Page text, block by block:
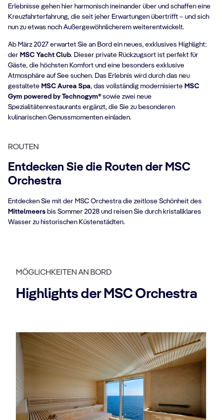
Erlebnisse gehen hier harmonisch ineinander über und schaffen eine
Kreuzfahrterfahrung, die seit jeher Erwartungen übertrifft – und sich
nun zu etwas noch Außergewöhnlicherem weiterentwickelt.
Ab März 2027 erwartet Sie an Bord ein neues, exklusives Highlight:
der MSC Yacht Club. Dieser private Rückzugsort ist perfekt für
Gäste, die höchsten Komfort und eine besonders exklusive
Atmosphäre auf See suchen. Das Erlebnis wird durch das neu
gestaltete MSC Aurea Spa, das vollständig modernisierte MSC
Gym powered by Technogym® sowie zwei neue
Spezialitätenrestaurants ergänzt, die Sie zu besonderen
kulinarischen Genussmomenten einladen.
ROUTEN
Entdecken Sie die Routen der MSC
Orchestra
Entdecken Sie mit der MSC Orchestra die zeitlose Schönheit des
Mittelmeers bis Sommer 2028 und reisen Sie durch kristallklares
Wasser zu historischen Küstenstädten.
MÖGLICHKEITEN AN BORD
Highlights der MSC Orchestra